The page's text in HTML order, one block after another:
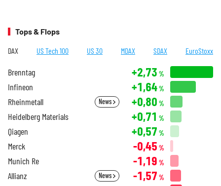
Tops & Flops
DAX US Tech 100 US 30 MDAX SDAX EuroStoxx
Brenntag +2,73 %
Infineon +1,64%
Rheinmetall News +0,80 %
Heidelberg Materials +0,71 %
Qiagen +0,57 %
Merck -0,45 %
Munich Re -1,19 %
Allianz News -1,57 %